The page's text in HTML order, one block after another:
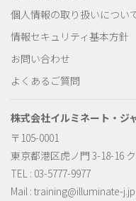
個人情報の取り扱いについ
情報セキュリティ基本方針
お問い合わせ
よくあるご質問
株式会社イルミネート・ジ
〒105-0001
東京都港区虎ノ門 3-18-16
TEL : 03-5777-9977
Mail : training@illuminate-j.jp